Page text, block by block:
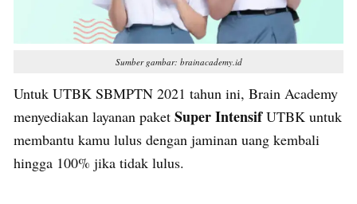
Sumber gambar: brainacademy.id
Untuk UTBK SBMPTN 2021 tahun ini, Brain Academy
menyediakan layanan paket Super IntensifUTBK untuk
membantu kamu lulus dengan jaminan uang kembali
hingga 100% jika tidak lulus.